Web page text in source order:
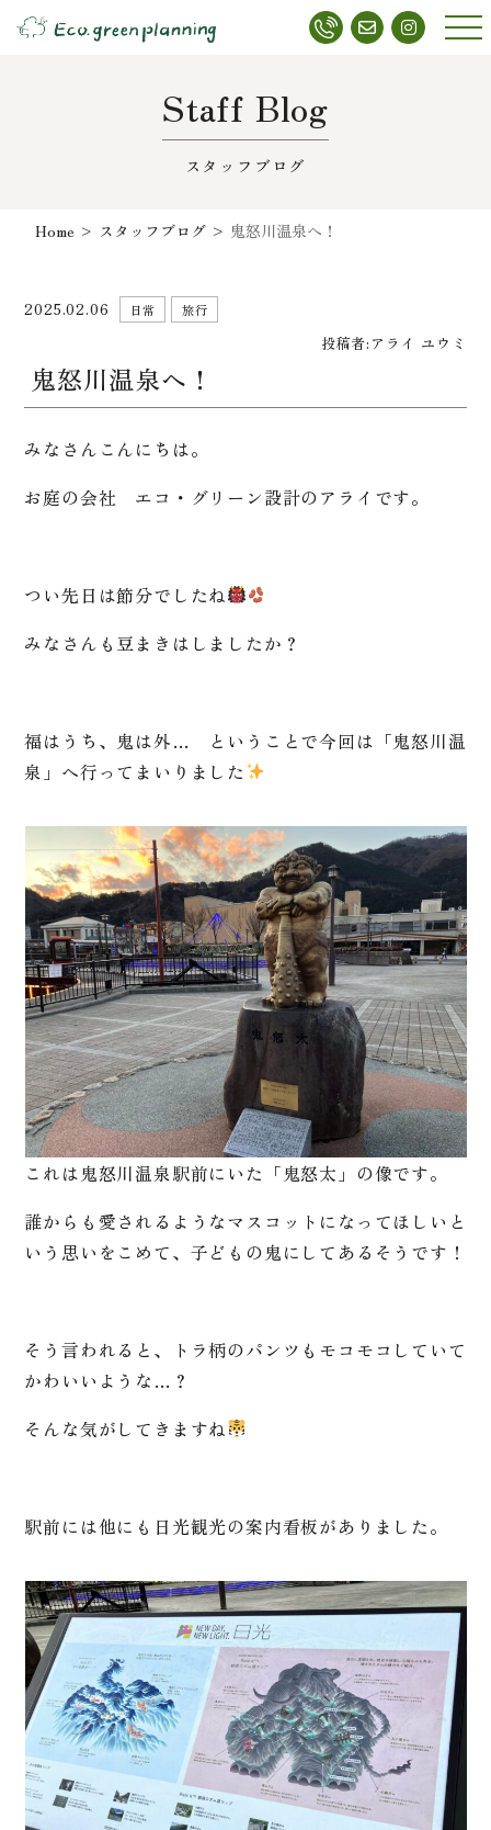
メニ
Staff Blog
スタッフブログ
Home > スタッフブログ > 鬼怒川温泉へ！
2025.02.06 日常 旅行
投稿者: アライ ユウミ
鬼怒川温泉へ！
みなさんこんにちは。
お庭の会社 エコ・グリーン設計のアライです。
つい先日は節分でしたね
みなさんも豆まきはしましたか？
福はうち、鬼は外… ということで今回は「鬼怒川温
泉」へ行ってまいりました
これは鬼怒川温泉駅前にいた「鬼怒太」の像です。
誰からも愛されるようなマスコットになってほしいと
いう思いをこめて、子どもの鬼にしてあるそうです！
そう言われると、トラ柄のパンツもモコモコしていて
かわいいような…？
そんな気がしてきますね
駅前には他にも日光観光の案内看板がありました。